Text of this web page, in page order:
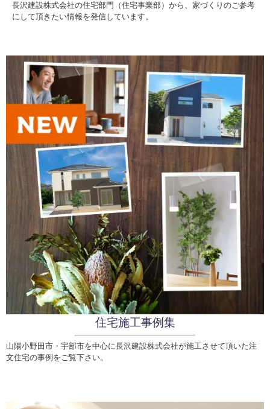
長沢建設株式会社の住宅部門（住宅事業部）から、家づくりのご参考
にして頂きたい情報を発信しています。
住宅施工事例集
山陽小野田市・宇部市を中心に長沢建設株式会社が施工させて頂いた注
文住宅の事例をご覧下さい。